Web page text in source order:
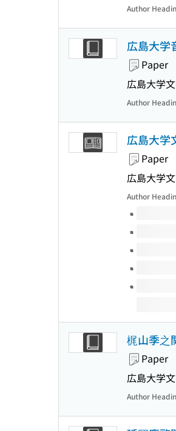
Author
広島大学
Paper
広島大学
Author
広島大学
Paper
広島大学
Author
Volumes of
梶山季之
Paper
広島大学
Author